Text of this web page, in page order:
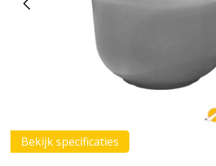
Bekijk specificaties